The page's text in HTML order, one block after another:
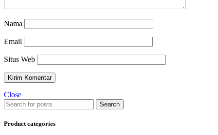
Nama
Email
Situs Web
Close
Search
Product categories